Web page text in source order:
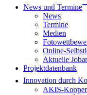
News und Termine
News
Termine
Medien
Online-
Aktuelle
Projektdatenbank
Innovation durch
AKIS-